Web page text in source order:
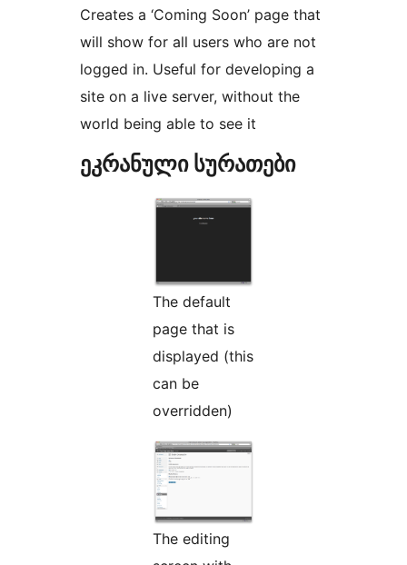
Creates a ‘Coming Soon’ page that
will show for all users who are not
logged in. Useful for developing a
site on a live server, without the
world being able to see it
ეკრანული სურათები
The default
page that is
displayed (this
can be
overridden)
The editing